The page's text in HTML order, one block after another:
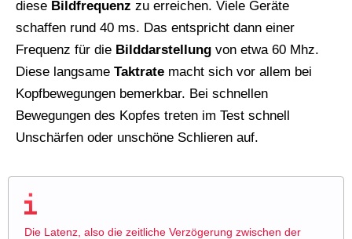
diese Bildfrequenz zu erreichen. Viele Geräte
schaffen rund 40 ms. Das entspricht dann einer
Frequenz für die Bilddarstellung von etwa 60 Mhz.
Diese langsame Taktrate macht sich vor allem bei
Kopfbewegungen bemerkbar. Bei schnellen
Bewegungen des Kopfes treten im Test schnell
Unschärfen oder unschöne Schlieren auf.
Die Latenz, also die zeitliche Verzögerung zwischen der